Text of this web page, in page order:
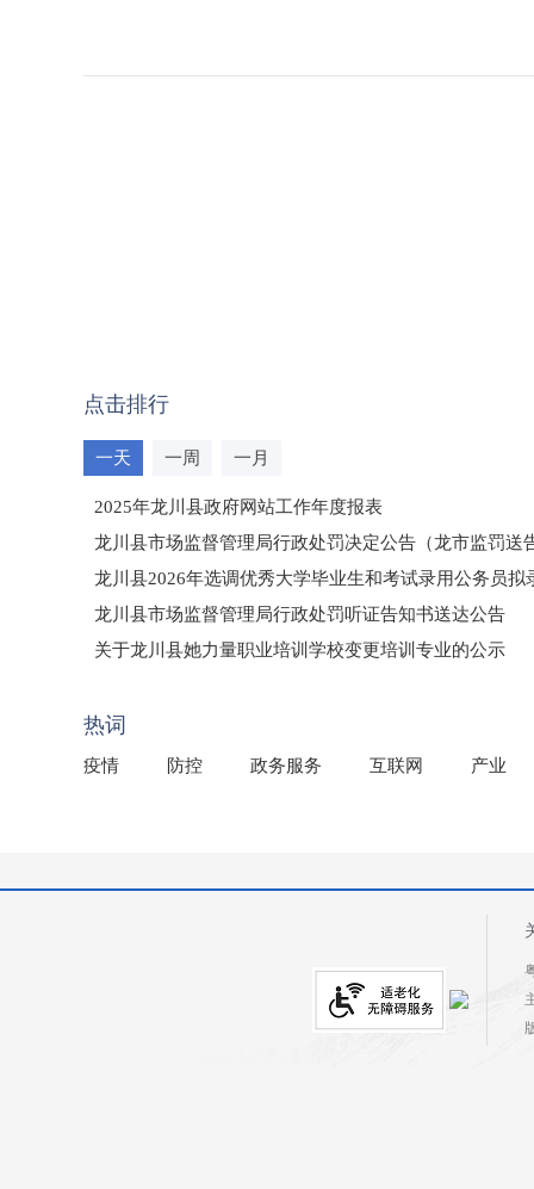
点击排行
一天 一周 一月
2025年龙川县政府网站工作年度报表
龙川县市场监督管理局行政处罚决定公告（龙市监罚送
龙川县2026年选调优秀大学毕业生和考试录用公务员拟
龙川县市场监督管理局行政处罚听证告知书送达公告
（龙市监罚送告〔2026〕71号）
关于龙川县她力量职业培训学校变更培训专业的公示
热词
疫情 防控 政务服务 互联网 产业